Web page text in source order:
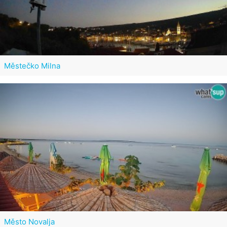
Městečko Milna
Město Novalja